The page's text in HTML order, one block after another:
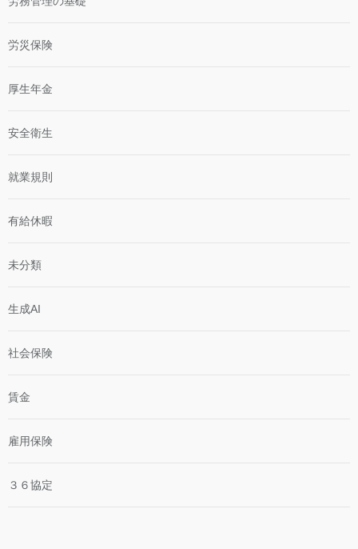
労災保険
厚生年金
安全衛生
就業規則
有給休暇
未分類
生成AI
社会保険
賃金
雇用保険
３６協定